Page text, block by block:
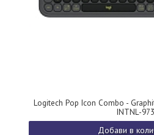
Logitech Pop Icon Combo -
INTNL-973
Добави в